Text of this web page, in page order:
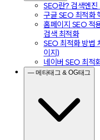
SEO란? 검색엔진
구글 SEO 최적화
홈페이지 SEO 적
검색 최적화
SEO 최적화 방법
이지)
네이버 SEO 최적
— 메타태그 & OG태그